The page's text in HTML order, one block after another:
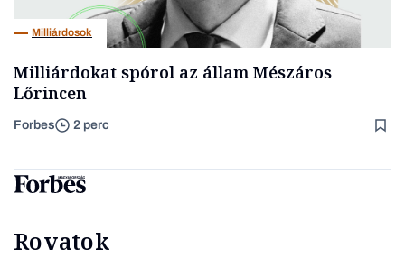
Milliárdosok
Milliárdokat spórol az állam Mészáros
Lőrincen
Forbes 2 perc
Rovatok